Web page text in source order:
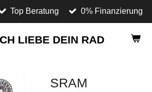
LIEBE DEIN RAD
Top Beratung 0% Finanzierung
SRAM